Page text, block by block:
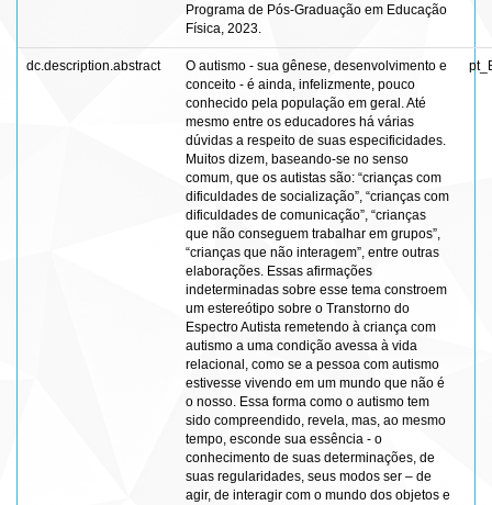
Programa de Pós-Graduação em Educação
Física, 2023.
dc.description.abstract
O autismo - sua gênese, desenvolvimento e
conceito - é ainda, infelizmente, pouco
conhecido pela população em geral. Até
mesmo entre os educadores há várias
dúvidas a respeito de suas especificidades.
Muitos dizem, baseando-se no senso
comum, que os autistas são: “crianças com
dificuldades de socialização”, “crianças com
dificuldades de comunicação”, “crianças
que não conseguem trabalhar em grupos”,
“crianças que não interagem”, entre outras
elaborações. Essas afirmações
indeterminadas sobre esse tema constroem
um estereótipo sobre o Transtorno do
Espectro Autista remetendo à criança com
autismo a uma condição avessa à vida
relacional, como se a pessoa com autismo
estivesse vivendo em um mundo que não é
o nosso. Essa forma como o autismo tem
sido compreendido, revela, mas, ao mesmo
tempo, esconde sua essência - o
conhecimento de suas determinações, de
suas regularidades, seus modos ser – de
agir, de interagir com o mundo dos objetos e